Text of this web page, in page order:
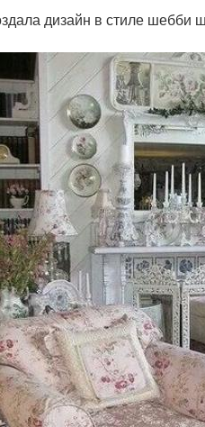
дизайн в стиле шебби